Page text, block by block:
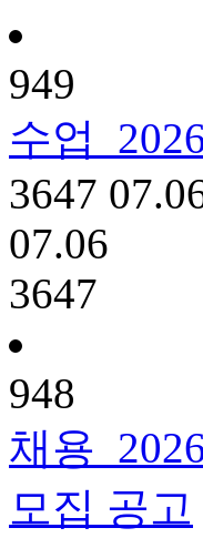
949
수업
3647
07.06
3647
948
채용
모집 공고